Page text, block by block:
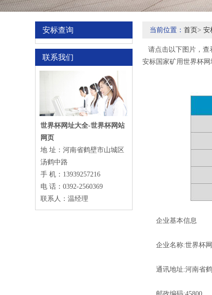
安标查询
联系我们
世界杯网址大全-世界杯网站
网页
地 址：河南省鹤壁市山城区
汤鹤中路
手 机：13939257216
电 话：0392-2560369
联系人：温经理
当前位置： 首页> 安
请点击以下图片，查
安标国家矿用世界杯
企业基本信息
企业名称:世界杯网
通讯地址:河南省鹤